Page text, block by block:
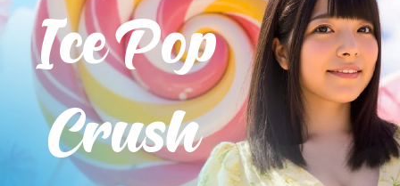
IcePop
Crush